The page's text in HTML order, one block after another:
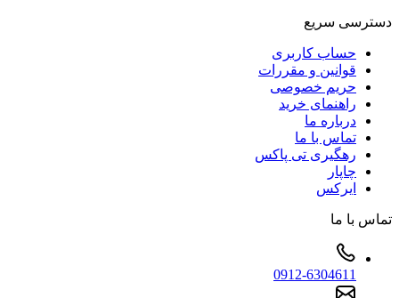
دسترسی سریع
حساب کاربری
قوانین و مقررات
حریم خصوصی
راهنمای خرید
درباره ما
تماس با ما
رهگیری تی پاکس
چاپار
ایرکس
تماس با ما
0912-6304611